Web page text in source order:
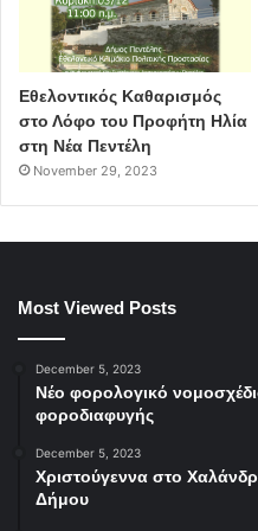
Εθελοντικός Καθαρισμός
στο Λόφο του Προφήτη Ηλία
στη Νέα Πεντέλη
November 29, 2023
Most Viewed Posts
December 5, 2023
Νέο φορολογικό
φοροδιαφυγής
December 5, 2023
Χριστούγεννα στο
Δήμου